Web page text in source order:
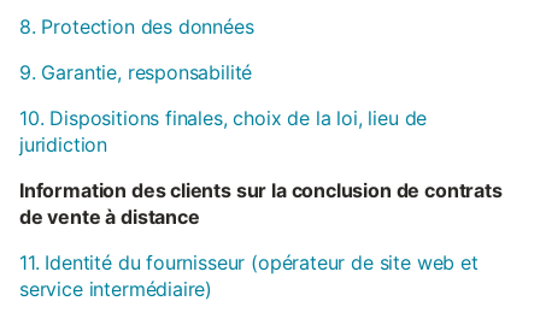
8. Protection des données
9. Garantie, responsabilité
10. Dispositions finales, choix de la loi, lieu de
juridiction
Information des clients sur la conclusion de contrats
de vente à distance
11. Identité du fournisseur (opérateur de site web et
service intermédiaire)